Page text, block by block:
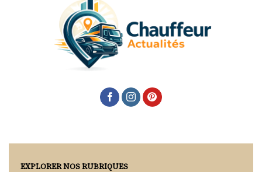
EXPLORER NOS RUBRIQUES